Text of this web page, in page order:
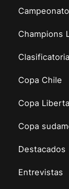
Champions
Copa Chile
Copa
Copa
Destacados
Entrevistas